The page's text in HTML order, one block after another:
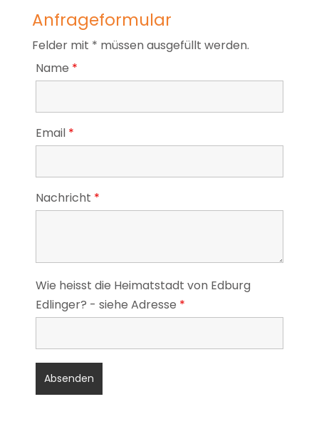
Anfrageformular
Felder mit * müssen ausgefüllt werden.
Name *
Email *
Nachricht *
Wie heisst die Heimatstadt von Edburg
Edlinger? - siehe Adresse *